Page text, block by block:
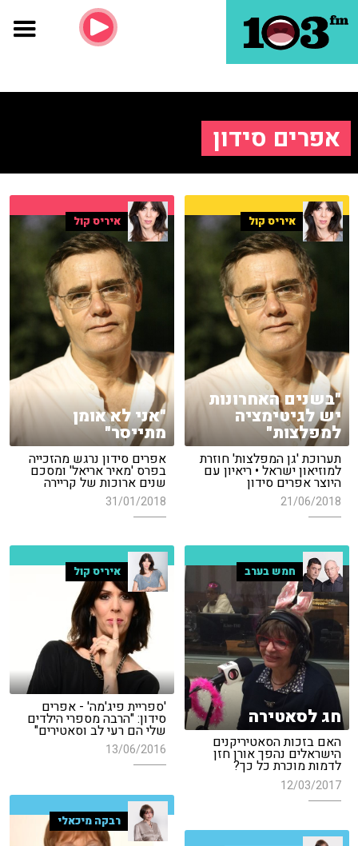
אפרים סידון
איריס קול
"בשנים האחרונות
יש לגיטימציה
למפלצות"
תערוכת 'גן המפלצות' חוזרת
למוזיאון ישראל • ריאיון עם
היוצר אפרים סידון
21/06/2018
איריס קול
"אני לא אומן
מתייסר"
אפרים סידון נרגש מהזכייה
בפרס 'מאיר אריאל' ומסכם
שנים ארוכות של קריירה
31/01/2018
חמש בערב
חג לסאטירה
האם בזכות הסאטיריקנים
הישראלים נהפך אורן חזן
לדמות מוכרת כל כך?
12/03/2017
איריס קול
'ספריית פיג'מה' - אפרים
סידון: "הרבה מספרי הילדים
שלי הם רעי לב וסאטירים"
13/06/2016
רבקה מיכאלי